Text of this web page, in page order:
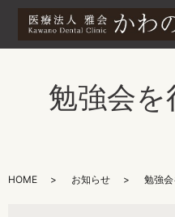
勉強会を
HOME お知らせ 勉強